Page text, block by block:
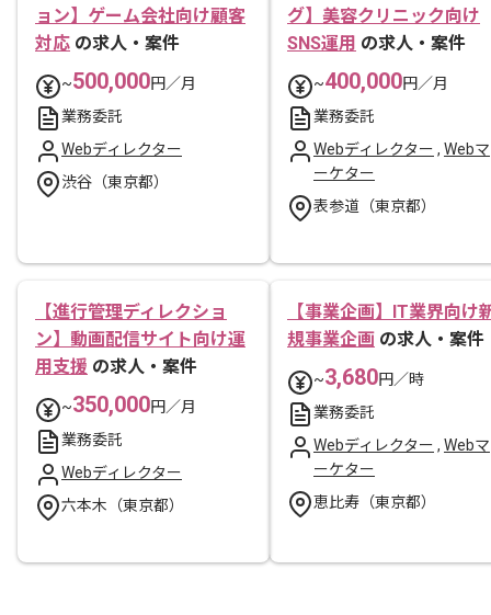
ョン】ゲーム会社向け顧客
対応 の求人・案件
~500,000円／月
業務委託
Webディレクター
渋谷（東京都）
グ】美容クリニック向け
SNS運用 の求人・案件
~400,000円／月
業務委託
Webディレクター , Webマ
ーケター
表参道（東京都）
【進行管理ディレクショ
ン】動画配信サイト向け運
用支援 の求人・案件
~350,000円／月
業務委託
Webディレクター
六本木（東京都）
【事業企画】IT業界向け
規事業企画 の求人・案件
~3,680円／時
業務委託
Webディレクター , Webマ
ーケター
恵比寿（東京都）